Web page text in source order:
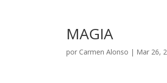
MAGIA
por Carmen Alonso | Mar 26,